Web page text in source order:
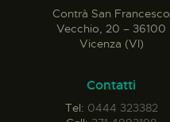
Contrà San Francesco
Vecchio, 20 – 36100
Vicenza (VI)
Contatti
Tel: 0444 323382